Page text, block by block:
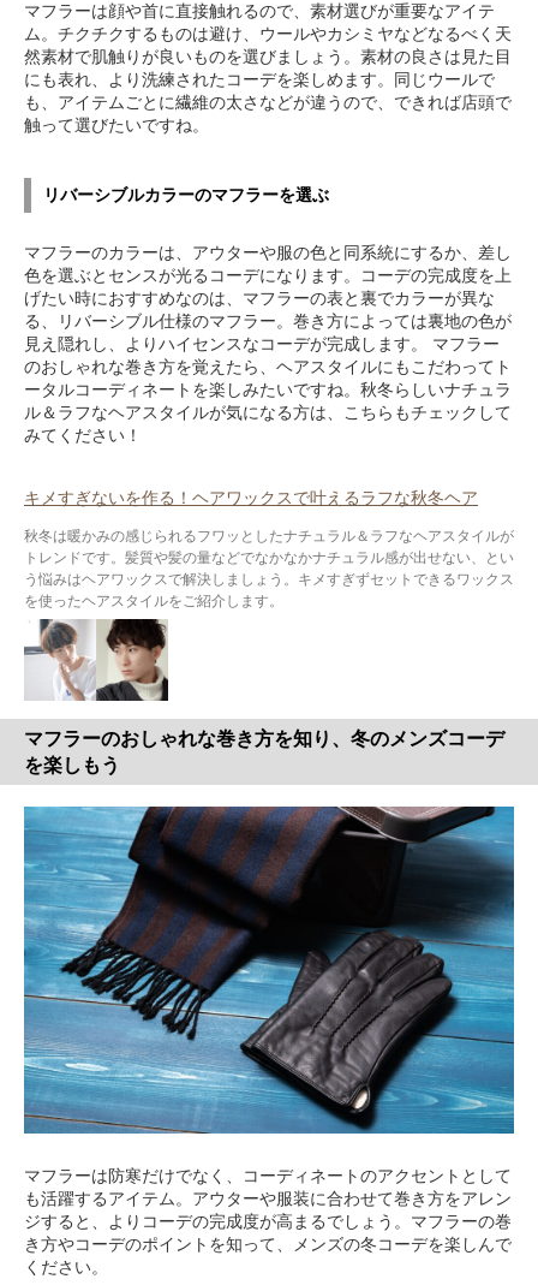
マフラーは顔や首に直接触れるので、素材選びが重要なアイテ
ム。チクチクするものは避け、ウールやカシミヤなどなるべく天
然素材で肌触りが良いものを選びましょう。素材の良さは見た目
にも表れ、より洗練されたコーデを楽しめます。同じウールで
も、アイテムごとに繊維の太さなどが違うので、できれば店頭で
触って選びたいですね。
リバーシブルカラーのマフラーを選ぶ
マフラーのカラーは、アウターや服の色と同系統にするか、差し
色を選ぶとセンスが光るコーデになります。コーデの完成度を上
げたい時におすすめなのは、マフラーの表と裏でカラーが異な
る、リバーシブル仕様のマフラー。巻き方によっては裏地の色が
見え隠れし、よりハイセンスなコーデが完成します。 マフラー
のおしゃれな巻き方を覚えたら、ヘアスタイルにもこだわってト
ータルコーディネートを楽しみたいですね。秋冬らしいナチュラ
ル＆ラフなヘアスタイルが気になる方は、こちらもチェックして
みてください！
キメすぎないを作る！ヘアワックスで叶えるラフな秋冬ヘア
秋冬は暖かみの感じられるフワッとしたナチュラル＆ラフなヘアスタイルが
トレンドです。髪質や髪の量などでなかなかナチュラル感が出せない、とい
う悩みはヘアワックスで解決しましょう。キメすぎずセットできるワックス
を使ったヘアスタイルをご紹介します。
マフラーのおしゃれな巻き方を知り、冬のメンズコーデ
を楽しもう
マフラーは防寒だけでなく、コーディネートのアクセントとして
も活躍するアイテム。アウターや服装に合わせて巻き方をアレン
ジすると、よりコーデの完成度が高まるでしょう。マフラーの巻
き方やコーデのポイントを知って、メンズの冬コーデを楽しんで
ください。